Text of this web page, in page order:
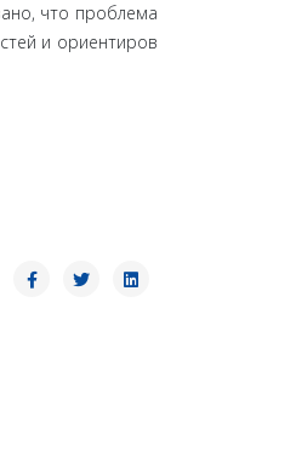
что проблема
и ориентиров